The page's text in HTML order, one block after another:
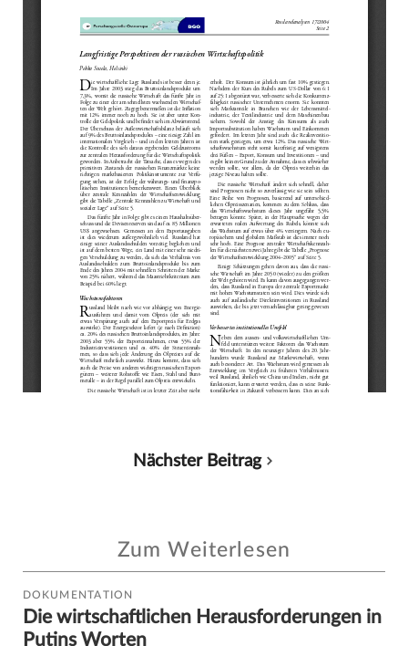
Nächster Beitrag
Zum Weiterlesen
DOKUMENTATION
Die wirtschaftlichen Herausforderungen in
Putins Worten